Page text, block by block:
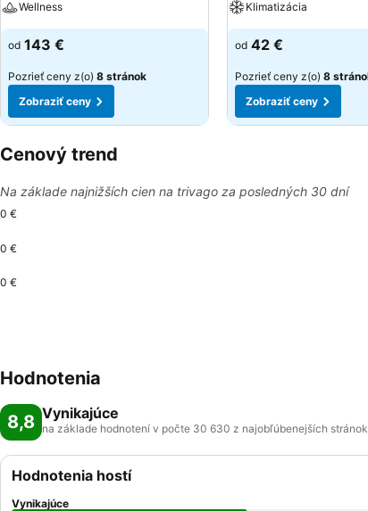
Wellness
od 143 €
Pozrieť ceny z(o) 8 stránok
Zobraziť ceny
Klimatizácia
od 42 €
Pozrieť ceny z(o) 8
Zobraziť ceny
Cenový trend
Na základe najnižších cien na trivago za posledných 30 dní
0 €
0 €
0 €
Hodnotenia
8,8 Vynikajúce
na základe hodnotení v počte 30 630 z najobľúbenejších stránok
Hodnotenia hostí
Vynikajúce